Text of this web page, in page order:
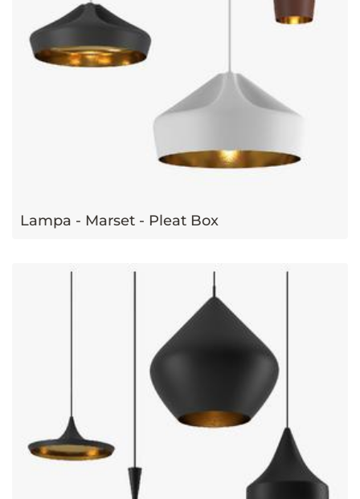
Lampa - Marset - Pleat Box